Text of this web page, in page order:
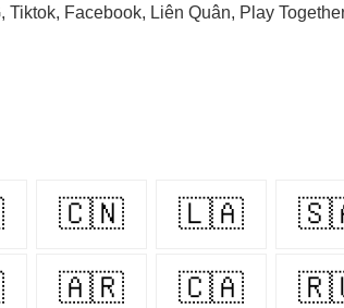
Tiktok, Facebook, Liên Quân, Play
🇨🇳 🇱🇦
🇦🇷 🇨🇦